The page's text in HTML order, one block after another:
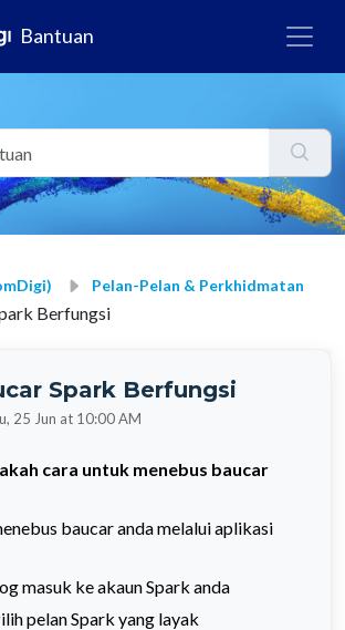
Bantuan
Pelan-Pelan & Perkhidmatan
Berfungsi
Spark Berfungsi
25 Jun at 10:00 AM
cara untuk menebus baucar
baucar anda melalui aplikasi
masuk ke akaun Spark anda
pelan Spark yang layak